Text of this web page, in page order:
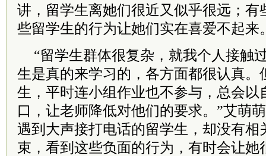
讲，留学生离她们很近又似乎很远；有
些留学生的行为让她们实在喜爱不起来
“留学生群体很复杂，就我个人接触
生是真的来学习的，各方面都很认真。
生，平时连小组作业也不参与，总会以
口，让老师降低对他们的要求。”艾萌
遇到大声接打电话的留学生，却没有相
束，看到这些负面的行为，有时会让她